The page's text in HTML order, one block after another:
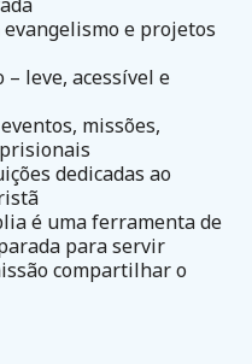
evangelismo e projetos
leve, acessível e
missões,
dedicadas ao
é uma ferramenta de
para servir
compartilhar o